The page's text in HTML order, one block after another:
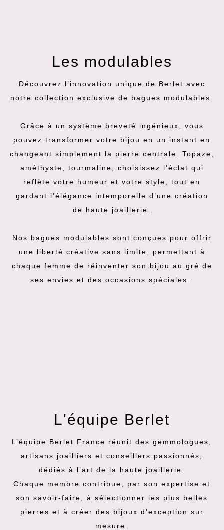
Les modulables
Découvrez l’innovation unique de Berlet avec
notre collection exclusive de bagues modulables.
Grâce à un système breveté ingénieux, vous
pouvez transformer votre bijou en un instant en
changeant simplement la pierre centrale. Topaze,
améthyste, tourmaline, choisissez l’éclat qui
reflète votre humeur et votre style, tout en
gardant l’élégance intemporelle d’une création
de haute joaillerie.
Nos bagues modulables sont conçues pour offrir
une liberté créative sans limite, permettant à
chaque femme de réinventer son bijou au gré de
ses envies et des occasions spéciales.
L'équipe Berlet
L’équipe Berlet France réunit des gemmologues,
artisans joailliers et conseillers passionnés,
dédiés à l’art de la haute joaillerie.
Chaque membre contribue, par son expertise et
son savoir-faire, à sélectionner les plus belles
pierres et à créer des bijoux d’exception sur
mesure.